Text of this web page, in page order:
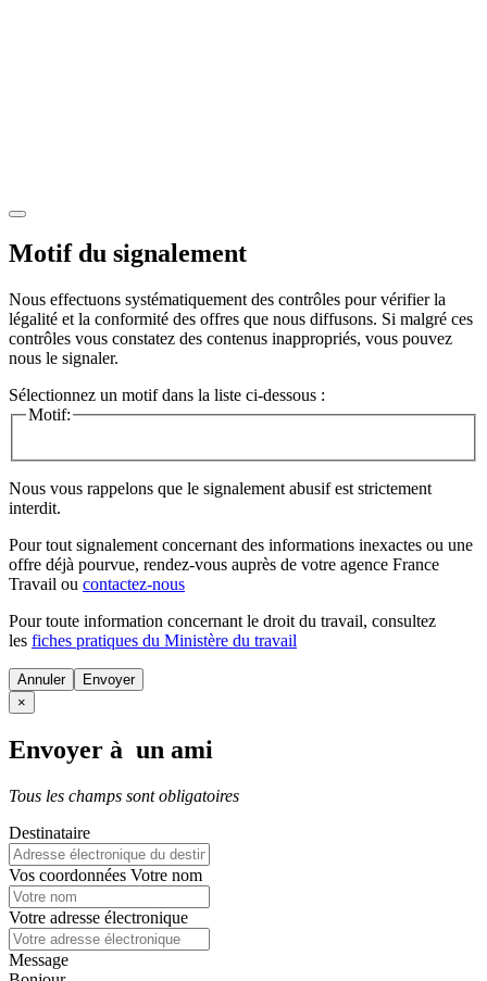
Motif du signalement
Nous effectuons systématiquement des contrôles pour vérifier la
légalité et la conformité des offres que nous diffusons. Si malgré ces
contrôles vous constatez des contenus inappropriés, vous pouvez
nous le signaler.
Sélectionnez un motif dans la liste ci-dessous :
Motif:
Nous vous rappelons que le signalement abusif est strictement
interdit.
Pour tout signalement concernant des informations inexactes ou une
offre déjà pourvue, rendez-vous auprès de votre agence France
Travail ou contactez-nous
Pour toute information concernant le droit du travail, consultez
les fiches pratiques du Ministère du travail
Annuler
×
Envoyer à un ami
Tous les champs sont obligatoires
Destinataire
Vos coordonnées Votre nom
Votre adresse électronique
Message